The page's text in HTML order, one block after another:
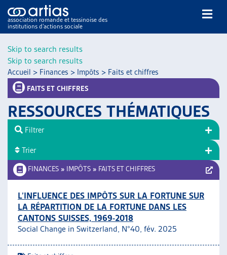
Skip to search results
Skip to search results
association romande et tessinoise des
institutions d’actions sociale
NOS PUBLICATIONS
DOSSIERS DU MOIS
VEILLE
RESSOURCES
THÉMATIQUES
GUIDE SOCIAL ROMAND
AUTRES
Accueil > Finances > Impôts > Faits et chiffres
FAITS ET CHIFFRES
RESSOURCES THÉMATIQUES
FINANCES » IMPÔTS » FAITS ET CHIFFRES
L’INFLUENCE DES IMPÔTS SUR LA FORTUNE SUR
LA RÉPARTITION DE LA FORTUNE DANS LES
CANTONS SUISSES, 1969-2018
Social Change in Switzerland, N°40, fév. 2025
Filtrer
Trier